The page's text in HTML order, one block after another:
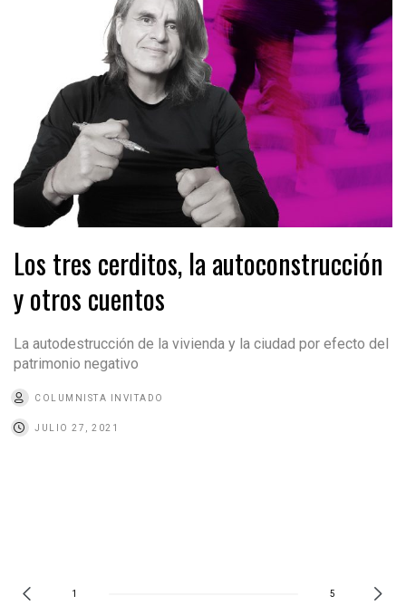
Los tres cerditos, la autoconstrucción
y otros cuentos
La autodestrucción de la vivienda y la ciudad por efecto del
patrimonio negativo
COLUMNISTA INVITADO
JULIO 27, 2021
1 5